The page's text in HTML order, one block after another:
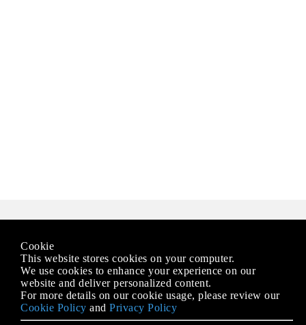
Erste Schritte mit symfony2
Anfordern
Antwort
Cookie
This website stores cookies on your computer.
We use cookies to enhance your experience on our
website and deliver personalized content.
For more details on our cookie usage, please review our
Cookie Policy and Privacy Policy